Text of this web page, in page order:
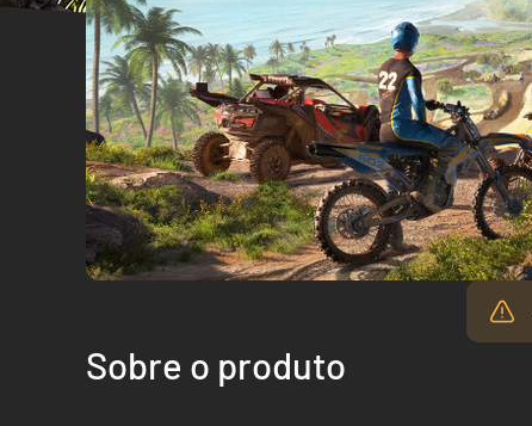
Sobre o produto